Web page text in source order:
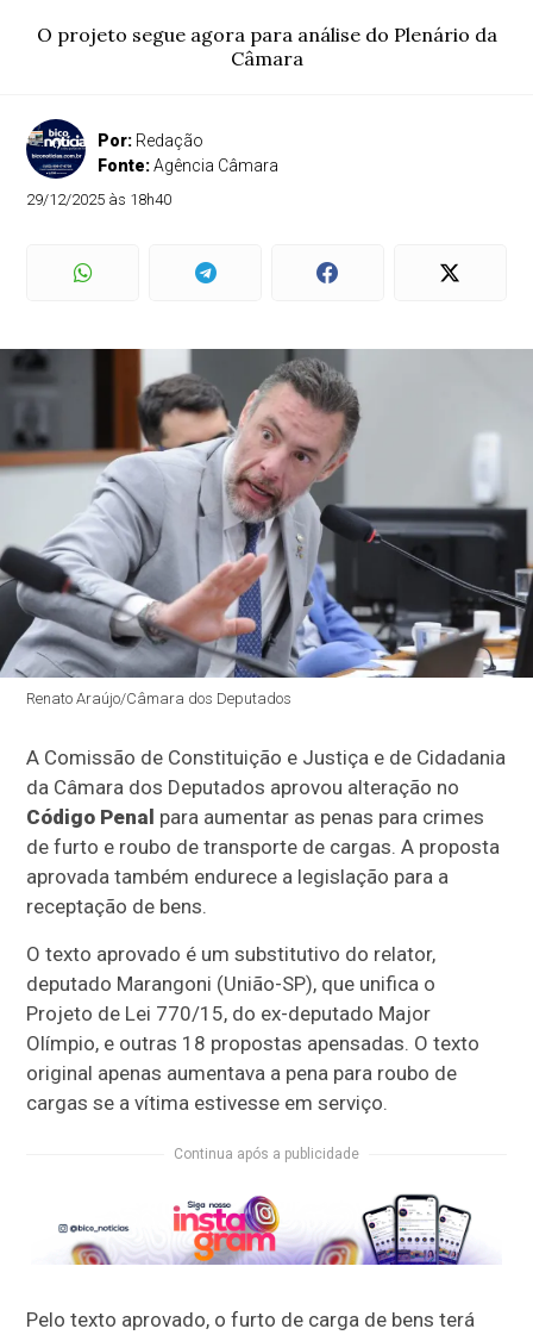
O projeto segue agora para análise do Plenário da
Câmara
Por: Redação
Fonte:Agência Câmara
29/12/2025 às 18h40
Renato Araújo/Câmara dos Deputados
A Comissão de Constituição e Justiça e de Cidadania
da Câmara dos Deputados aprovou alteração no
Código Penal para aumentar as penas para crimes
de furto e roubo de transporte de cargas. A proposta
aprovada também endurece a legislação para a
receptação de bens.
O texto aprovado é umsubstitutivo do relator,
deputado Marangoni (União-SP), que unifica o
Projeto de Lei 770/15, do ex-deputado Major
Olímpio, e outras 18 propostas apensadas. O texto
original apenas aumentava a pena para roubo de
cargas se a vítima estivesse em serviço.
Continua após a publicidade
Pelo texto aprovado, o furto de carga de bens terá